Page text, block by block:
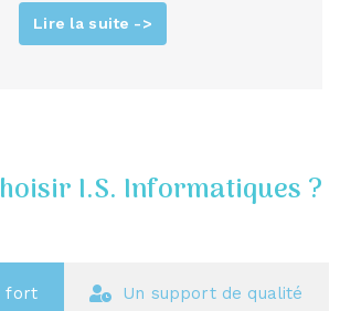
Lire la suite ->
I.S. Informatiques ?
fort Un support de qualité